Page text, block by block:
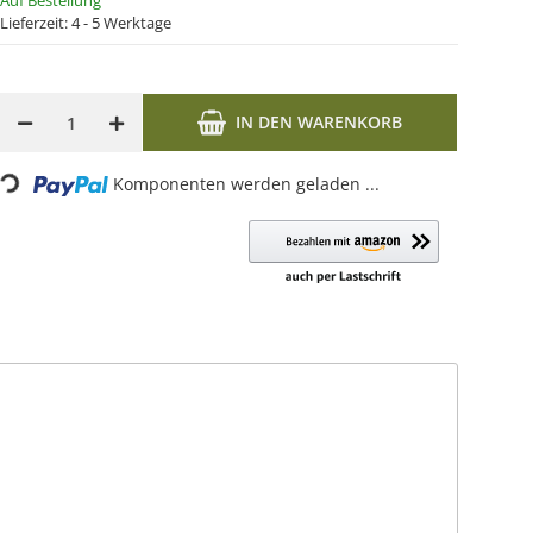
Lieferzeit:4 - 5 Werktage
IN DEN WARENKORB
Loading... Komponenten werden geladen ...